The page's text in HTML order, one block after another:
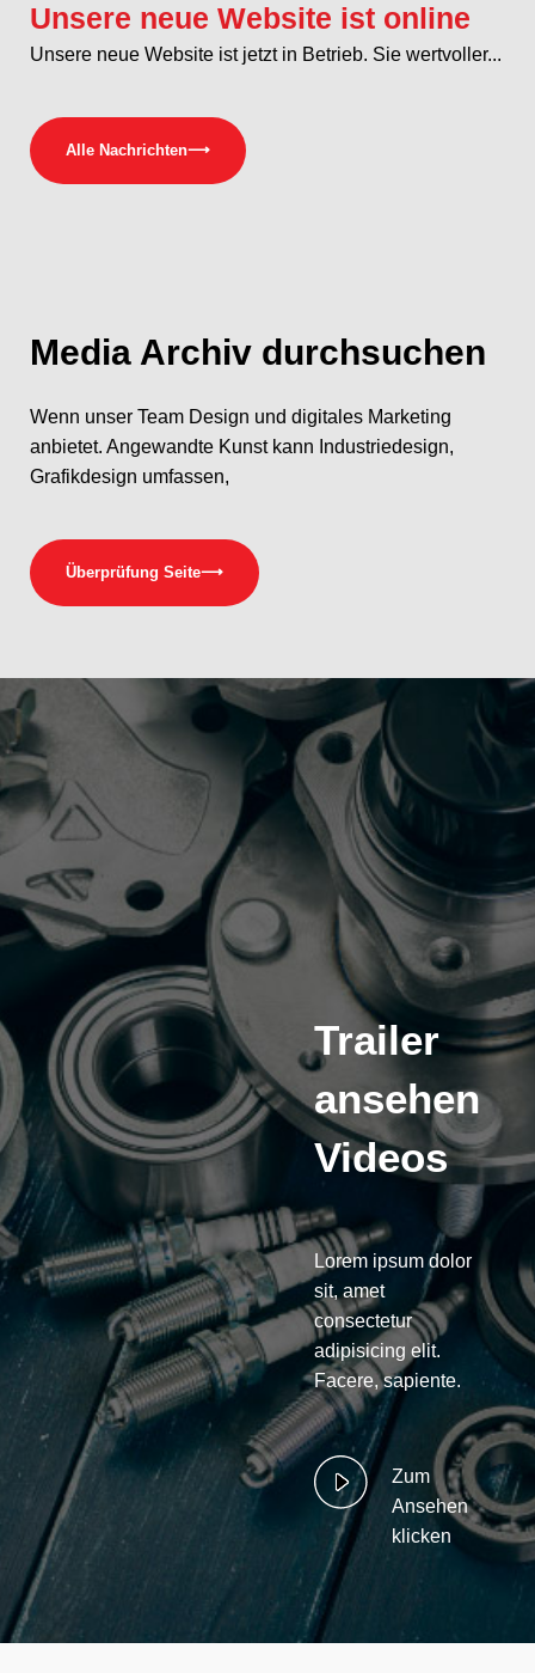
Unsere neue Website ist online
Unsere neue Website ist jetzt in Betrieb. Sie wertvoller...
Alle Nachrichten⟶
Media Archiv durchsuchen
Wenn unser Team Design und digitales Marketing
anbietet. Angewandte Kunst kann Industriedesign,
Grafikdesign umfassen,
Überprüfung Seite⟶
Trailer
ansehen
Videos
Lorem ipsum dolor
sit, amet
consectetur
adipisicing elit.
Facere, sapiente.
Zum
Ansehen
klicken